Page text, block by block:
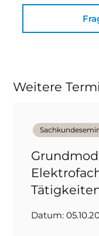
Weitere
Datum: